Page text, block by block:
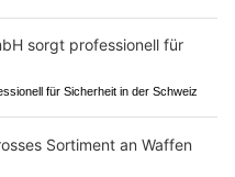
für Sicherheit in der Schweiz